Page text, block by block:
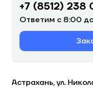
+7 (8512) 238
Ответим с 8:00
Астрахань, ул.